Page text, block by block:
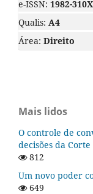
e-ISSN: 1982-310X
Qualis: A4
Área: Direito
Mais lidos
O controle de
decisões da
812
Um novo poder
649